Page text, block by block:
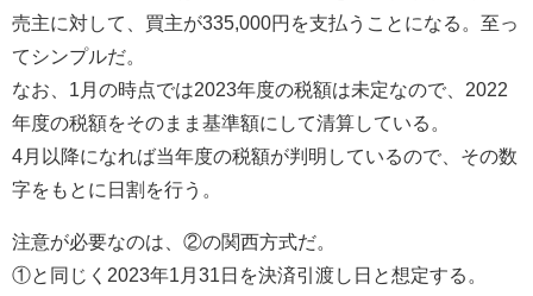
売主に対して、買主が335,000円を支払うことになる。至っ
てシンプルだ。
なお、1月の時点では2023年度の税額は未定なので、2022
年度の税額をそのまま基準額にして清算している。
4月以降になれば当年度の税額が判明しているので、その数
字をもとに日割を行う。
注意が必要なのは、②の関西方式だ。
①と同じく2023年1月31日を決済引渡し日と想定する。